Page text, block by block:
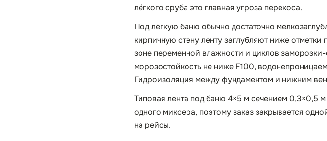
лёгкого сруба это главная угроза перекоса.
Под лёгкую баню обычно достаточно
кирпичную стену ленту заглубляют ниже
зоне переменной влажности и циклов
морозостойкость не ниже F100,
Гидроизоляция между фундаментом и нижним
Типовая лента под баню 4×5 м сечением 0,3×0,5
одного миксера, поэтому заказ закрывается
на рейсы.